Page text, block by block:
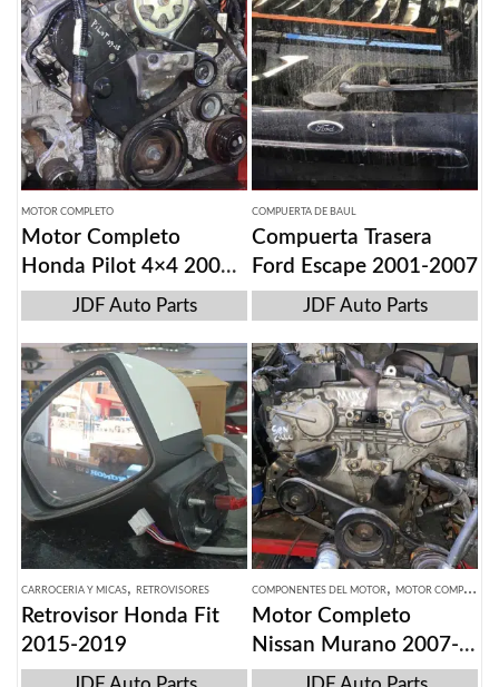
MOTOR COMPLETO
Motor Completo
Honda Pilot 4×4 2009-
2015JDF Auto Parts
COMPUERTA DE BAUL
Compuerta Trasera
Ford Escape 2001-2007
JDF Auto Parts
CARROCERIA Y MICAS, RETROVISORES
Retrovisor Honda Fit
2015-2019
COMPONENTES DEL MOTOR, MOTOR COMPLETO
Motor Completo
Nissan Murano 2007-
14